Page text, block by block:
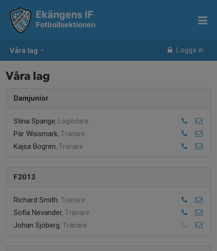
Våra lag Logga in
Ekängens IF
Fotbollsektionen
Våra lag
Damjunior
Stina Spange, Lagledare
Pär Wissmark, Tränare
Kajsa Bogren, Tränare
F2013
Richard Smith, Tränare
Sofia Nevander, Tränare
Johan Sjöberg, Tränare